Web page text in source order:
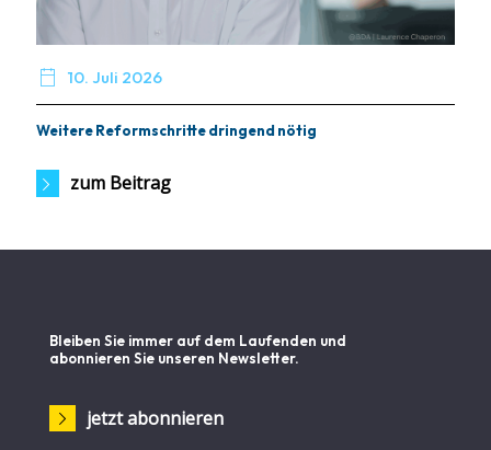
 10. Juli 2026
Weitere Reformschritte dringend nötig
zum Beitrag
Bleiben Sie immer auf dem Laufenden und
abonnieren Sie unseren Newsletter.
jetzt abonnieren